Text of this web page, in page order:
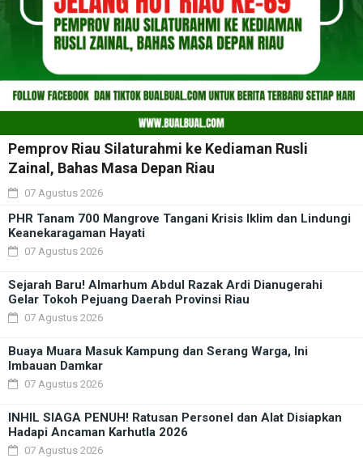
Pemprov Riau Silaturahmi ke Kediaman Rusli
Zainal, Bahas Masa Depan Riau
07 Agustus 2026
PHR Tanam 700 Mangrove Tangani Krisis Iklim dan Lindungi
Keanekaragaman Hayati
07 Agustus 2026
Sejarah Baru! Almarhum Abdul Razak Ardi Dianugerahi
Gelar Tokoh Pejuang Daerah Provinsi Riau
07 Agustus 2026
Buaya Muara Masuk Kampung dan Serang Warga, Ini
Imbauan Damkar
07 Agustus 2026
INHIL SIAGA PENUH! Ratusan Personel dan Alat Disiapkan
Hadapi Ancaman Karhutla 2026
07 Agustus 2026